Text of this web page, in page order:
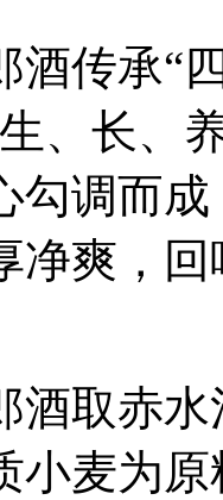
酒传承“
、长、
勾调而
净爽，
酒取赤
小麦为